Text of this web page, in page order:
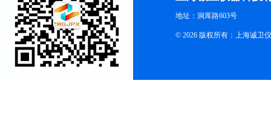
地址：洞厍路603号
© 2026 版权所有：上海诚卫